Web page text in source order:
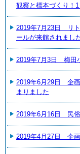
観察と標本づくり！
2019年7月23日 リ
ールが来館されまし
2019年7月3日 梅田
2019年6月29日 企
まりました
2019年6月16日 民
2019年4月27日 企